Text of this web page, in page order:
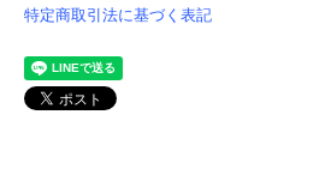
特定商取引法に基づく表記